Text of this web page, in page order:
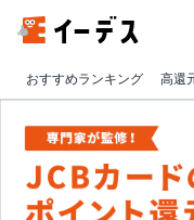
おすすめランキング 高還